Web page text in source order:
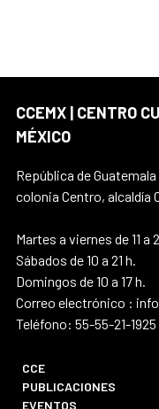
CCEMX | CENTRO
MÉXICO
República de Guatemala
colonia Centro, alcaldía
Martes a viernes de 11 a
Sábados de 10 a 21 h.
Domingos de 10 a 17 h.
Correo electrónico :
Teléfono: 55-55-21-1925
CCE
PUBLICACIONES
EVENTOS